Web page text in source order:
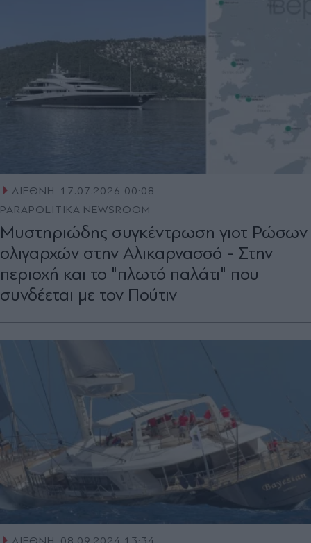
ΔΙΕΘΝΗ
17.07.2026 00:08
PARAPOLITIKA NEWSROOM
Μυστηριώδης συγκέντρωση γιοτ Ρώσων
ολιγαρχών στην Αλικαρνασσό - Στην
περιοχή και το "πλωτό παλάτι" που
συνδέεται με τον Πούτιν